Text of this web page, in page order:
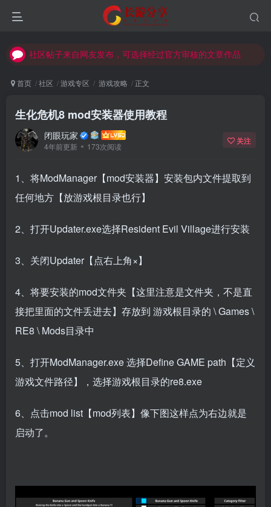
社区帖子来自网友发布，可选择经过官方审核的文章作品
社区帖子来自网友发布，可选择经过官方审核的文章作品
首页 社区 游戏专区 游戏攻略 正文
生化危机8 mod安装器使用教程
闭眼玩家
4年前更新 173次阅读
关注
1、将ModManager【mod安装器】安装包内文件提取到
任何地方【放游戏根目录也行】
2、打开Updater.exe选择Resident Evil Village进行安装
3、关闭Updater【点右上角×】
4、将要安装的mod文件夹【这里注意是文件夹，不是直
接把里面的文件丢进去】存放到 游戏根目录的 \ Games \
RE8 \ Mods目录中
5、打开ModManager.exe 选择Define GAME path【定义
游戏文件路径】，选择游戏根目录的re8.exe
6、点击mod list【mod列表】像下图这样点为右边就是
启动了。